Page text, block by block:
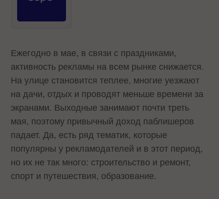
Ежегодно в мае, в связи с праздниками,
активность рекламы на всем рынке снижается.
На улице становится теплее, многие уезжают
на дачи, отдых и проводят меньше времени за
экранами. Выходные занимают почти треть
мая, поэтому привычный доход паблишеров
падает. Да, есть ряд тематик, которые
популярны у рекламодателей и в этот период,
но их не так много: строительство и ремонт,
спорт и путешествия, образование.